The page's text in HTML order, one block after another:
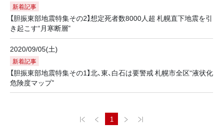
新着記事
【胆振東部地震特集その2】想定死者数8000人超 札幌直下地震を引
き起こす“月寒断層”
2020/09/05(土)
新着記事
【胆振東部地震特集その1】北、東、白石は要警戒 札幌市全区“液状化
危険度マップ”
1